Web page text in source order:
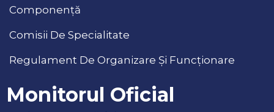
Componență
Comisii De Specialitate
Regulament De Organizare Și Funcționare
Monitorul Oficial